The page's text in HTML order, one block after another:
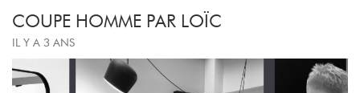
COUPE HOMME PAR LOÏC
IL Y A 3 ANS